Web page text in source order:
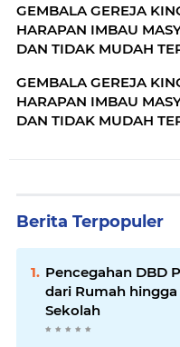
GEMBALA GEREJA
HARAPAN IMBAU
DAN TIDAK MUDAH
GEMBALA GEREJA
HARAPAN IMBAU
DAN TIDAK MUDAH
Berita Terpopuler
Pencegahan DBD
dari Rumah
Sekolah